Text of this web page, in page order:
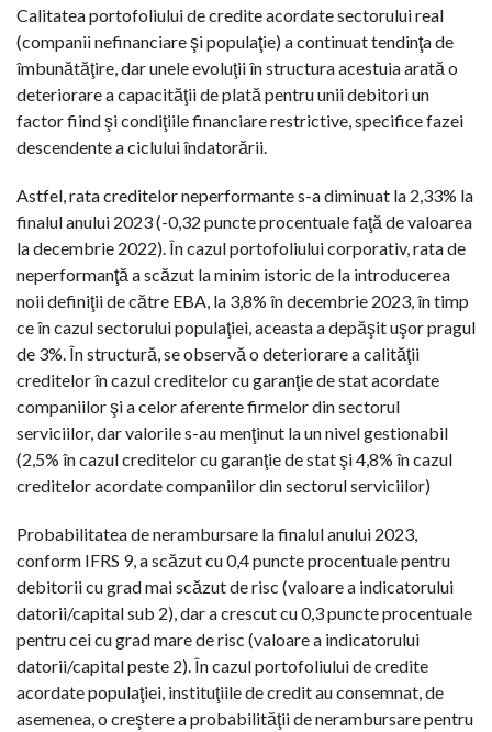
Calitatea portofoliului de credite acordate sectorului real
(companii nefinanciare şi populaţie) a continuat tendinţa de
îmbunătăţire, dar unele evoluţii în structura acestuia arată o
deteriorare a capacităţii de plată pentru unii debitori un
factor fiind şi condiţiile financiare restrictive, specifice fazei
descendente a ciclului îndatorării.
Astfel, rata creditelor neperformante s-a diminuat la 2,33% la
finalul anului 2023 (-0,32 puncte procentuale faţă de valoarea
la decembrie 2022). În cazul portofoliului corporativ, rata de
neperformanţă a scăzut la minim istoric de la introducerea
noii definiţii de către EBA, la 3,8% în decembrie 2023, în timp
ce în cazul sectorului populaţiei, aceasta a depăşit uşor pragul
de 3%. În structură, se observă o deteriorare a calităţii
creditelor în cazul creditelor cu garanţie de stat acordate
companiilor şi a celor aferente firmelor din sectorul
serviciilor, dar valorile s-au menţinut la un nivel gestionabil
(2,5% în cazul creditelor cu garanţie de stat şi 4,8% în cazul
creditelor acordate companiilor din sectorul serviciilor)
Probabilitatea de nerambursare la finalul anului 2023,
conform IFRS 9, a scăzut cu 0,4 puncte procentuale pentru
debitorii cu grad mai scăzut de risc (valoare a indicatorului
datorii/capital sub 2), dar a crescut cu 0,3 puncte procentuale
pentru cei cu grad mare de risc (valoare a indicatorului
datorii/capital peste 2). În cazul portofoliului de credite
acordate populaţiei, instituţiile de credit au consemnat, de
asemenea, o creştere a probabilităţii de nerambursare pentru